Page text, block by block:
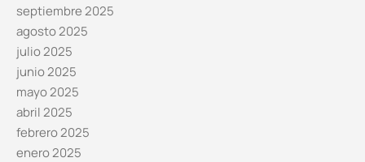
septiembre 2025
agosto 2025
julio 2025
junio 2025
mayo 2025
abril 2025
febrero 2025
enero 2025